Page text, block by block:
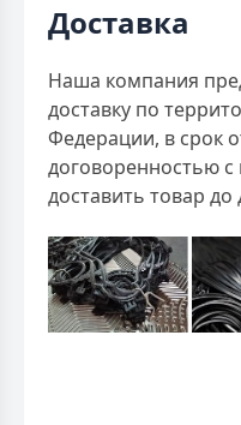
Доставка
Наша компания
доставку по
Федерации, в срок
договоренностью
доставить товар до